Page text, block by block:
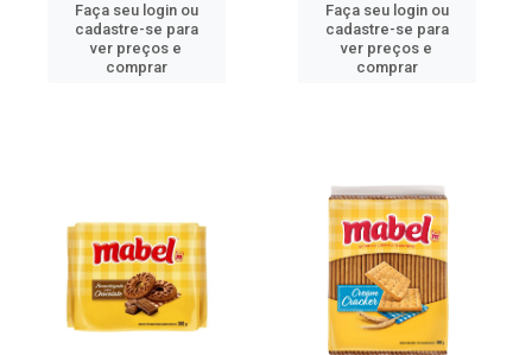
Faça seu login ou
cadastre-se para
ver preços e
comprar
Faça seu login ou
cadastre-se para
ver preços e
comprar